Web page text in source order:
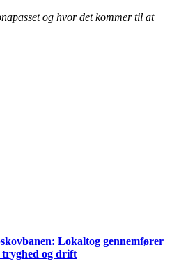
og hvor det kommer til at
Lokaltog gennemfører
og drift